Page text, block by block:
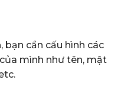
bạn cần cấu hình các
mình như tên, mật